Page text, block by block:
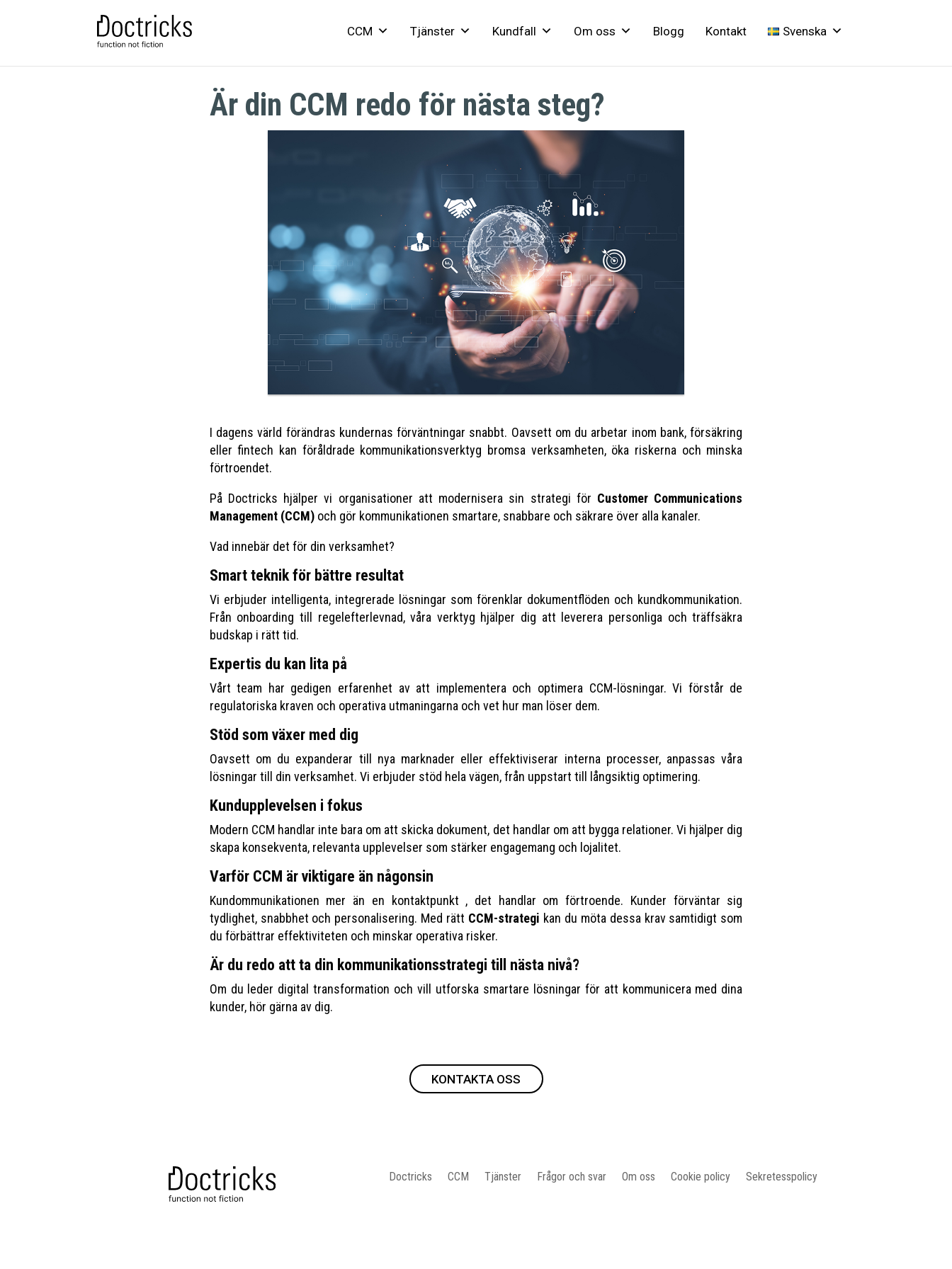
CCM Tjänster Kundfall Om oss Blogg Kontakt Svenska
Är din CCM redo för nästa steg?
I dagens värld förändras kundernas förväntningar snabbt. Oavsett om du arbetar inom bank, försäkring
eller fintech kan föråldrade kommunikationsverktyg bromsa verksamheten, öka riskerna och minska
förtroendet.
På Doctricks hjälper vi organisationer att modernisera sin strategi för Customer Communications
Management (CCM)och gör kommunikationen smartare, snabbare och säkrare över alla kanaler.
Vad innebär det för din verksamhet?
Smart teknik för bättre resultat
Vi erbjuder intelligenta, integrerade lösningar som förenklar dokumentflöden och kundkommunikation.
Från onboarding till regelefterlevnad, våra verktyg hjälper dig att leverera personliga och träffsäkra
budskap i rätt tid.
Expertis du kan lita på
Vårt team har gedigen erfarenhet av att implementera och optimera CCM-lösningar. Vi förstår de
regulatoriska kraven och operativa utmaningarna och vet hur man löser dem.
Stöd som växer med dig
Oavsett om du expanderar till nya marknader eller effektiviserar interna processer, anpassas våra
lösningar till din verksamhet. Vi erbjuder stöd hela vägen, från uppstart till långsiktig optimering.
Kundupplevelsen i fokus
Modern CCM handlar inte bara om att skicka dokument, det handlar om att bygga relationer. Vi hjälper dig
skapa konsekventa, relevanta upplevelser som stärker engagemang och lojalitet.
Varför CCM är viktigare än någonsin
Kundommunikationen mer än en kontaktpunkt , det handlar om förtroende. Kunder förväntar sig
tydlighet, snabbhet och personalisering. Med rätt CCM-strategi kan du möta dessa krav samtidigt som
du förbättrar effektiviteten och minskar operativa risker.
Är du redo att ta din kommunikationsstrategi till nästa nivå?
Om du leder digital transformation och vill utforska smartare lösningar för att kommunicera med dina
kunder, hör gärna av dig.
KONTAKTA OSS
Doctricks CCM Tjänster Frågor och svar Om oss Cookie policy Sekretesspolicy